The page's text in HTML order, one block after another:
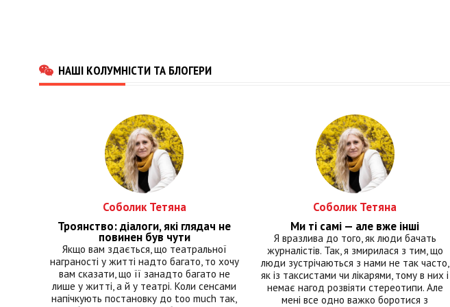
НАШІ КОЛУМНІСТИ ТА БЛОГЕРИ
Соболик Тетяна
Троянство: діалоги, які глядач не
повинен був чути
Якщо вам здається, що театральної
награності у житті надто багато, то хочу
вам сказати, що її занадто багато не
лише у житті, а й у театрі. Коли сенсами
напічкують постановку до too much так,
Соболик Тетяна
Ми ті самі — але вже інші
Я вразлива до того, як люди бачать
журналістів. Так, я змирилася з тим, що
люди зустрічаються з нами не так часто,
як із таксистами чи лікарями, тому в них і
немає нагод розвіяти стереотипи. Але
мені все одно важко боротися з